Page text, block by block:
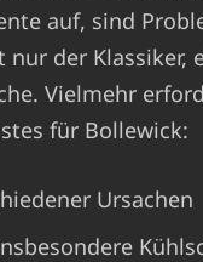
auf, sind
der Klassiker,
Vielmehr
für Bollewick:
Ursachen